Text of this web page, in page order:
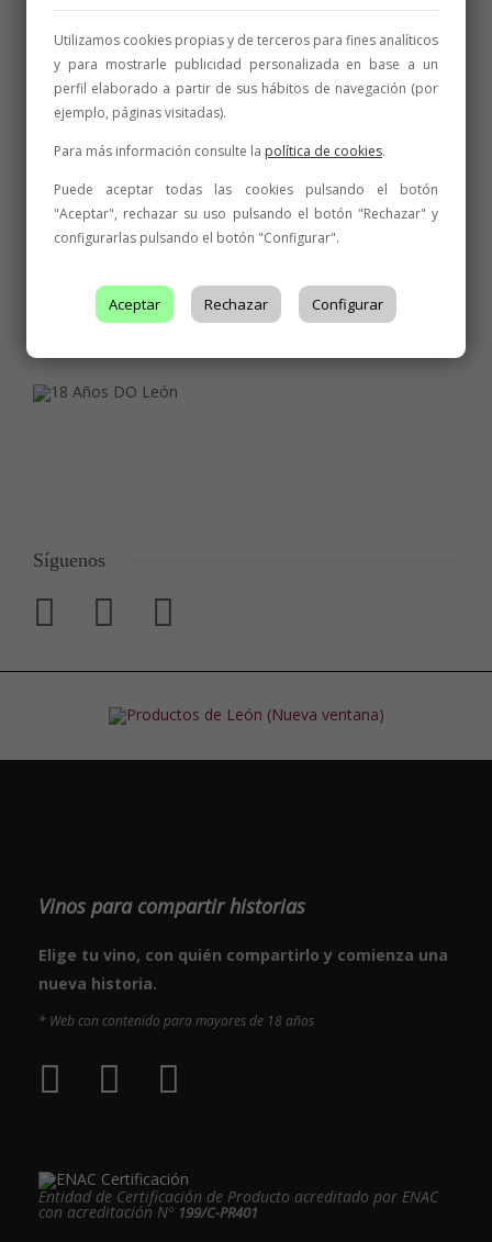
BODEGAS DO LEÓN,ENOTURISMO
Vitalis
Una familia unida apostando por la calidad con imagen propia
10 de febrero de 2018 2 min
Síguenos
Vinos para compartir historias
Elige tu vino, con quién compartirlo y comienza una
nueva historia.
* Web con contenido para mayores de 18 años
Entidad de Certificación de Producto acreditado por ENAC
con acreditación Nº 199/C-PR401
Utilizamos cookies propias y de terceros para fines analíticos
y para mostrarle publicidad personalizada en base a un
perfil elaborado a partir de sus hábitos de navegación (por
ejemplo, páginas visitadas).
Para más información consulte la política de cookies.
Puede aceptar todas las cookies pulsando el botón
"Aceptar", rechazar su uso pulsando el botón "Rechazar" y
configurarlas pulsando el botón "Configurar".
Aceptar Rechazar Configurar